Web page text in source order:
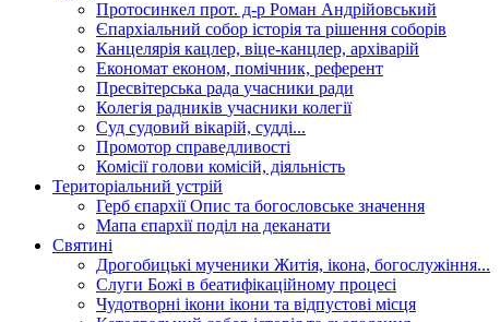
Протосинкел прот. д-р Роман Андрійовський
Єпархіальний собор історія та рішення соборів
Канцелярія кацлер, віце-канцлер, архіварій
Економат економ, помічник, референт
Пресвітерська рада учасники ради
Колегія радників учасники колегії
Суд судовий вікарій, судді...
Промотор справедливості
Комісіїголови комісій, діяльність
Територіальний устрій
Герб єпархіїОпис та богословське значення
Мапа єпархіїподіл на деканати
Святині
Дрогобицькі мученики Житія, ікона, богослужіння...
Слуги Божі в беатифікаційному процесі
Чудотворні ікони ікони та відпустові місця